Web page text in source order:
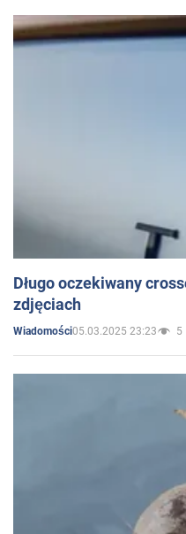
Długo oczekiwany
zdjęciach
Wiadomości05.03.2025 23:23 5